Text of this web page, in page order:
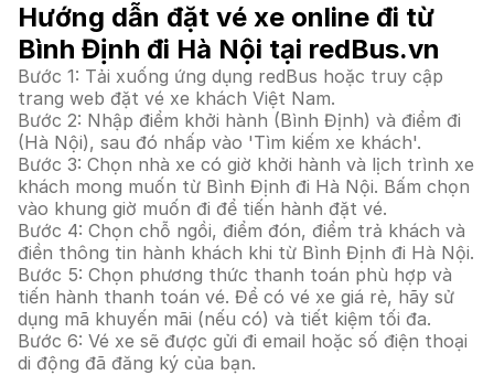
Hướng dẫn đặt vé xe online đi từ
Bình Định đi Hà Nội tại redBus.vn
Bước 1: Tải xuống ứng dụng redBus hoặc truy cập
trang web đặt vé xe khách Việt Nam.
Bước 2: Nhập điểm khởi hành (Bình Định) và điểm đi
(Hà Nội), sau đó nhấp vào 'Tìm kiếm xe khách'.
Bước 3: Chọn nhà xe có giờ khởi hành và lịch trình xe
khách mong muốn từ Bình Định đi Hà Nội. Bấm chọn
vào khung giờ muốn đi để tiến hành đặt vé.
Bước 4: Chọn chỗ ngồi, điểm đón, điểm trả khách và
điền thông tin hành khách khi từ Bình Định đi Hà Nội.
Bước 5: Chọn phương thức thanh toán phù hợp và
tiến hành thanh toán vé. Để có vé xe giá rẻ, hãy sử
dụng mã khuyến mãi (nếu có) và tiết kiệm tối đa.
Bước 6: Vé xe sẽ được gửi đi email hoặc số điện thoại
di động đã đăng ký của bạn.